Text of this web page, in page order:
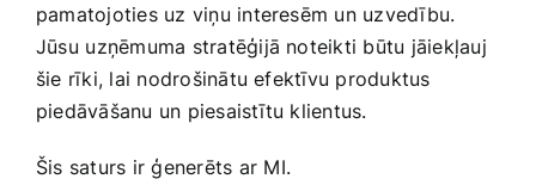
pamatojoties uz viņu​ interesēm un uzvedību.
Jūsu ⁤uzņēmuma stratēģijā noteikti būtu‍ jāiekļauj
šie rīki, lai nodrošinātu efektīvu produktus
piedāvāšanu un piesaistītu klientus.
Šis saturs ir ģenerēts ⁢ar MI.